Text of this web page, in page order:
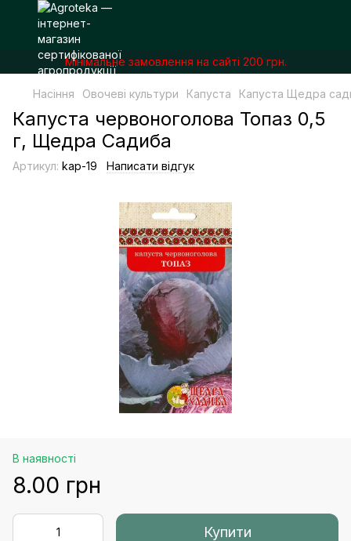
Мінімальне замовлення на сайті 200 грн.
Насіння Овочеві культури Капуста Капуста Щедра
Капуста червоноголова Топаз 0,5
г, Щедра Садиба
Артикул: kap-19 Написати відгук
В наявності
8.00 грн
Купити